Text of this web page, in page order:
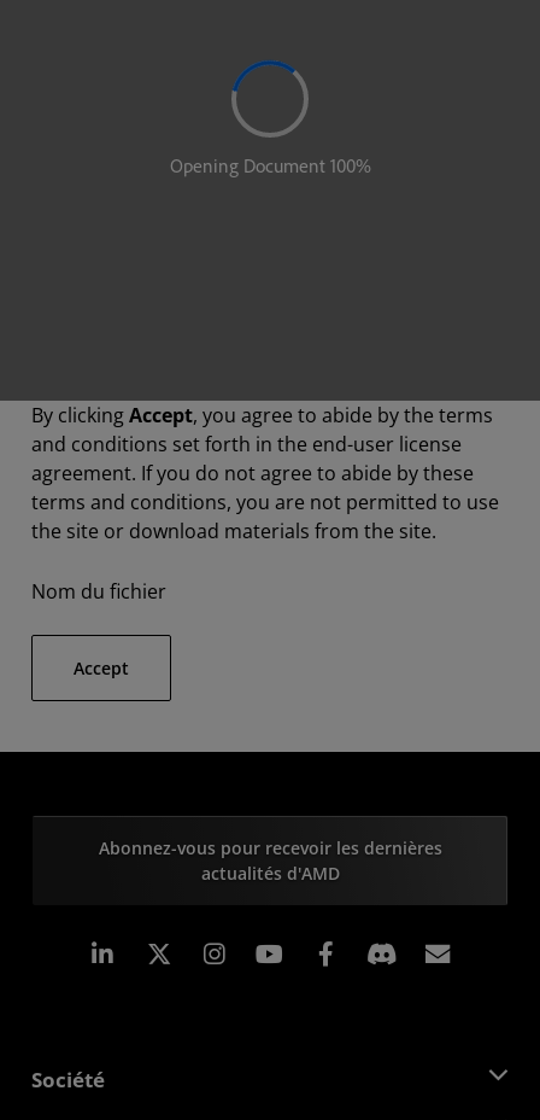
By clickingAccept, you agree to abide by the terms
and conditions set forth in the end-user license
agreement. If you do not agree to abide by these
terms and conditions, you are not permitted to use
the site or download materials from the site.
Nom du fichier
Accept
Abonnez-vous pour recevoir les dernières
actualités d'AMD
LinkedIn Instagram Facebook
Société